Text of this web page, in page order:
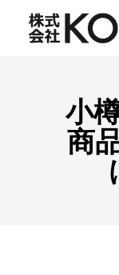
小
商